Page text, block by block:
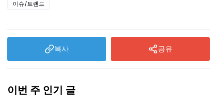
이슈/트렌드
복사 공유
이번 주 인기 글